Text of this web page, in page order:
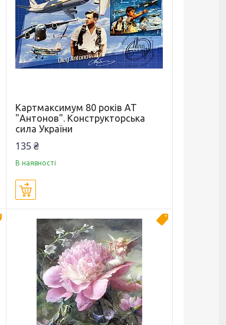
Картмаксимум 80 років АТ
"Антонов". Конструкторська
сила України
135 ₴
В наявності